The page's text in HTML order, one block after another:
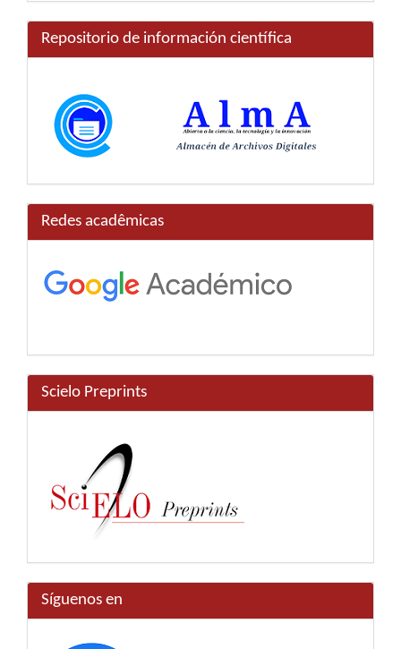
Repositorio de información científica
Redes acadêmicas
Scielo Preprints
Síguenos en